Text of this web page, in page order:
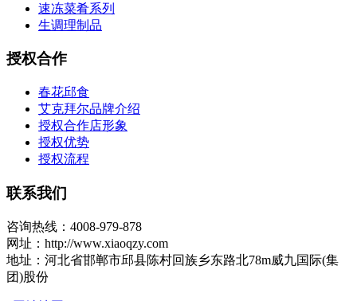
速冻菜肴系列
生调理制品
授权合作
春花邱食
艾克拜尔品牌介绍
授权合作店形象
授权优势
授权流程
联系我们
咨询热线：4008-979-878
网址：http://www.xiaoqzy.com
地址：河北省邯郸市邱县陈村回族乡东路北78m威九国际(集
团)股份